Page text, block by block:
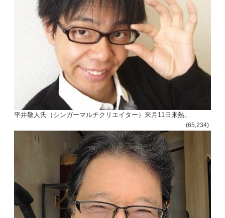
平井敬人氏（シンガーマルチクリエイター）来月11日来熱。
(65,234)